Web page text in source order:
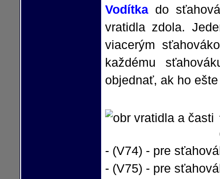
Vodítka do
vratidla zdola.
viacerým
každému
objednať, ak ho
- (V74) - pre
- (V75) - pre